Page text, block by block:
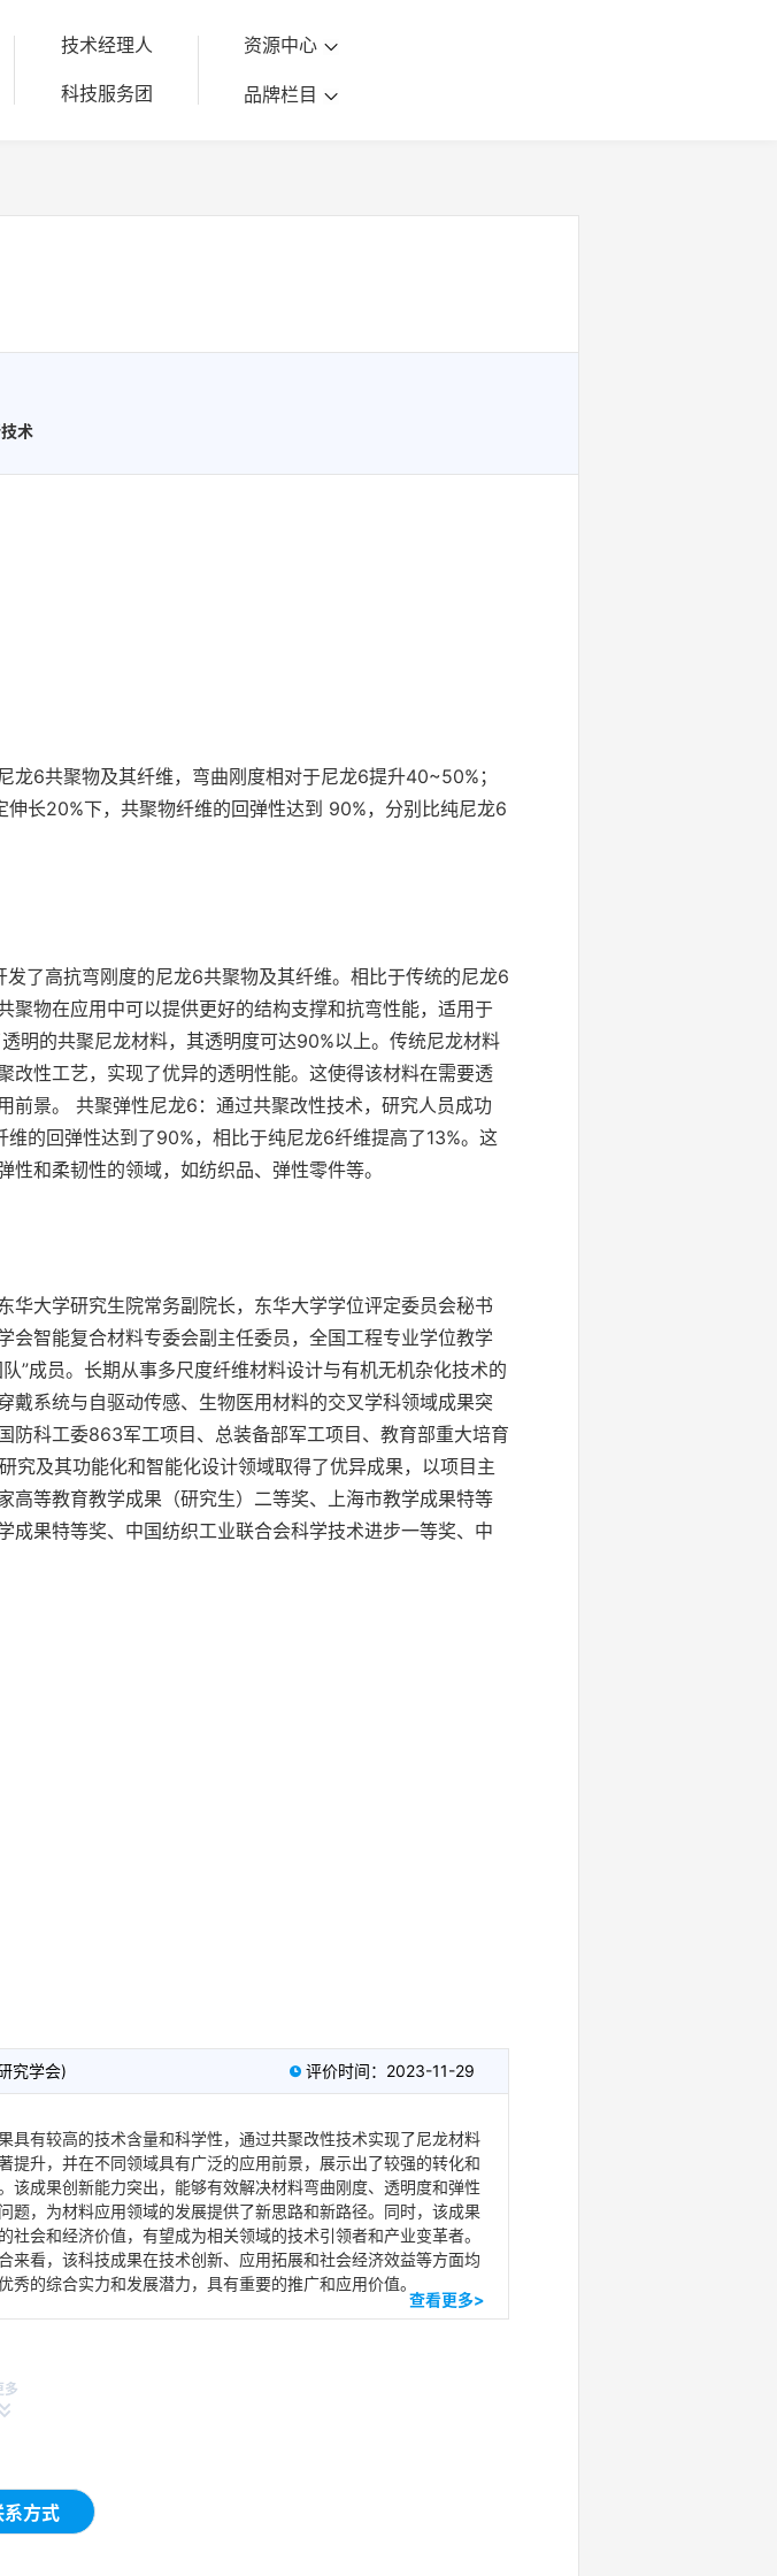
技术经理人
科技服务团
资源中心
品牌栏目
术
6共聚物及其纤维，弯曲刚度相对于尼龙6提升40~50%；
长20%下，共聚物纤维的回弹性达到 90%，分别比纯尼龙6
了高抗弯刚度的尼龙6共聚物及其纤维。相比于传统的尼龙6
物在应用中可以提供更好的结构支撑和抗弯性能，适用于
明的共聚尼龙材料，其透明度可达90%以上。传统尼龙材料
性工艺，实现了优异的透明性能。这使得该材料在需要透
前景。 共聚弹性尼龙6：通过共聚改性技术，研究人员成功
的回弹性达到了90%，相比于纯尼龙6纤维提高了13%。这
和柔韧性的领域，如纺织品、弹性零件等。
大学研究生院常务副院长，东华大学学位评定委员会秘书
会智能复合材料专委会副主任委员，全国工程专业学位教学
”成员。长期从事多尺度纤维材料设计与有机无机杂化技术的
系统与自驱动传感、生物医用材料的交叉学科领域成果突
防科工委863军工项目、总装备部军工项目、教育部重大培育
及其功能化和智能化设计领域取得了优异成果，以项目主
等教育教学成果（研究生）二等奖、上海市教学成果特等
果特等奖、中国纺织工业联合会科学技术进步一等奖、中
究学会)  评价时间：2023-11-29
具有较高的技术含量和科学性，通过共聚改性技术实现了尼龙材料
提升，并在不同领域具有广泛的应用前景，展示出了较强的转化和
该成果创新能力突出，能够有效解决材料弯曲刚度、透明度和弹性
题，为材料应用领域的发展提供了新思路和新路径。同时，该成果
社会和经济价值，有望成为相关领域的技术引领者和产业变革者。
来看，该科技成果在技术创新、应用拓展和社会经济效益等方面均
秀的综合实力和发展潜力，具有重要的推广和应用价值。
查看更多>
多
方式